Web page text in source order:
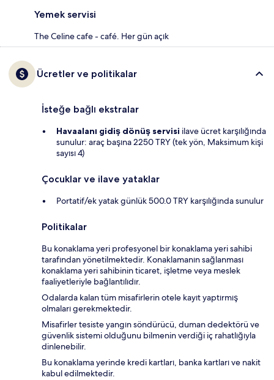
Yemek servisi
The Celine cafe - café. Her gün açık
Ücretler ve politikalar
İsteğe bağlı ekstralar
Havaalanı gidiş dönüş servisi ilave ücret karşılığında
sunulur: araç başına 2250 TRY (tek yön, Maksimum kişi
sayısı 4)
Çocuklar ve ilave yataklar
Portatif/ek yatak günlük 500.0 TRY karşılığında sunulur
Politikalar
Bu konaklama yeri profesyonel bir konaklama yeri sahibi
tarafından yönetilmektedir. Konaklamanın sağlanması
konaklama yeri sahibinin ticaret, işletme veya meslek
faaliyetleriyle bağlantılıdır.
Odalarda kalan tüm misafirlerin otele kayıt yaptırmış
olmaları gerekmektedir.
Misafirler tesiste yangın söndürücü, duman dedektörü ve
güvenlik sistemi olduğunu bilmenin verdiği iç rahatlığıyla
dinlenebilir.
Bu konaklama yerinde kredi kartları, banka kartları ve nakit
kabul edilmektedir.